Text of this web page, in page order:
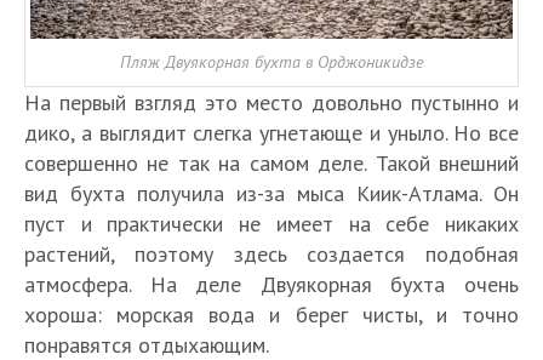
Пляж Двуякорная бухта в Орджоникидзе
На первый взгляд это место довольно пустынно и
дико, а выглядит слегка угнетающе и уныло. Но все
совершенно не так на самом деле. Такой внешний
вид бухта получила из-за мыса Киик-Атлама. Он
пуст и практически не имеет на себе никаких
растений, поэтому здесь создается подобная
атмосфера. На деле Двуякорная бухта очень
хороша: морская вода и берег чисты, и точно
понравятся отдыхающим.